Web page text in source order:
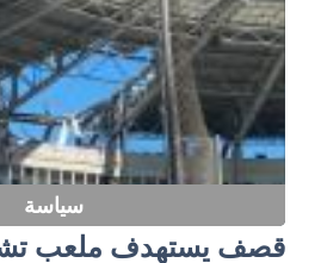
سياسة
قصف يستهدف ملعب